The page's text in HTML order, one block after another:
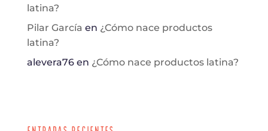
latina?
Pilar García en ¿Cómo nace productos
latina?
alevera76en ¿Cómo nace productos latina?